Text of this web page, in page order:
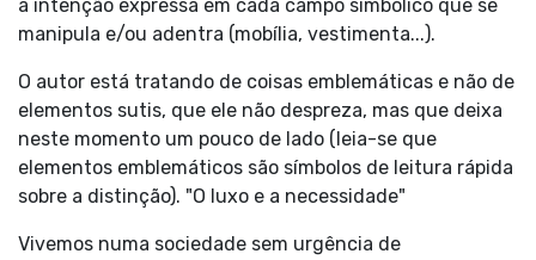
a intenção expressa em cada campo simbólico que se
manipula e/ou adentra (mobília, vestimenta...).
O autor está tratando de coisas emblemáticas e não de
elementos sutis, que ele não despreza, mas que deixa
neste momento um pouco de lado (leia-se que
elementos emblemáticos são símbolos de leitura rápida
sobre a distinção). "O luxo e a necessidade"
Vivemos numa sociedade sem urgência de